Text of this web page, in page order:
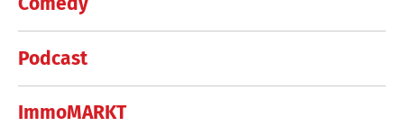
Podcast
ImmoMARKT